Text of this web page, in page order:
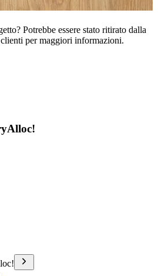
Potrebbe essere stato ritirato dalla
per maggiori informazioni.